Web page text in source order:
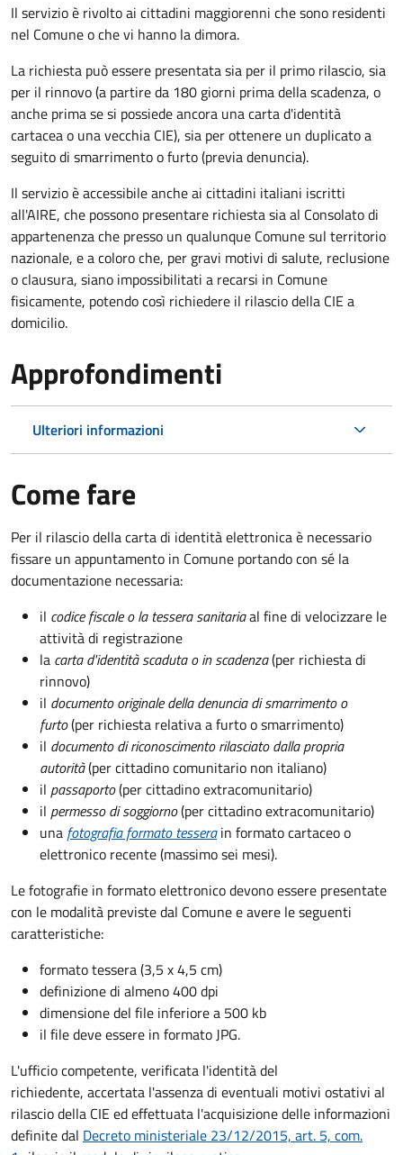
Il servizio è rivolto ai cittadini maggiorenni che sono residenti
nel Comune o che vi hanno la dimora.
La richiesta può essere presentata sia per il primo rilascio, sia
per il rinnovo (a partire da 180 giorni prima della scadenza, o
anche prima se si possiede ancora una carta d'identità
cartacea o una vecchia CIE), sia per ottenere un duplicato a
seguito di smarrimento o furto (previa denuncia).
Il servizio è accessibile anche ai cittadini italiani iscritti
all'AIRE, che possono presentare richiesta sia al Consolato di
appartenenza che presso un qualunque Comune sul territorio
nazionale, e a coloro che, per gravi motivi di salute, reclusione
o clausura, siano impossibilitati a recarsi in Comune
fisicamente, potendo così richiedere il rilascio della CIE a
domicilio.
Approfondimenti
Ulteriori informazioni
Come fare
Per il rilascio della carta di identità elettronica è necessario
fissare un appuntamento in Comune portando con sé la
documentazione necessaria:
il codice fiscale o la tessera sanitariaal fine di velocizzare le
attività di registrazione
la carta d'identità scaduta o in scadenza(per richiesta di
rinnovo)
il documento originale della denuncia di smarrimento o
furto(per richiesta relativa a furto o smarrimento)
il documento di riconoscimento rilasciato dalla propria
autorità(per cittadino comunitario non italiano)
il passaporto(per cittadino extracomunitario)
il permesso di soggiorno(per cittadino extracomunitario)
una fotografia formato tessera in formato cartaceo o
elettronico recente (massimo sei mesi).
Le fotografie in formato elettronico devono essere presentate
con le modalità previste dal Comune e avere le seguenti
caratteristiche:
formato tessera (3,5 x 4,5 cm)
definizione di almeno 400 dpi
dimensione del file inferiore a 500 kb
il file deve essere in formato JPG.
L'ufficio competente, verificata l'identità del
richiedente, accertata l'assenza di eventuali motivi ostativi al
rilascio della CIE ed effettuata l'acquisizione delle informazioni
definite dal Decreto ministeriale 23/12/2015, art. 5, com.